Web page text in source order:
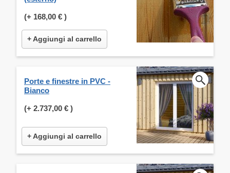
(+ 168,00 € )
+ Aggiungi al carrello
Porte e finestre in PVC -
Bianco
(+ 2.737,00 € )
+ Aggiungi al carrello